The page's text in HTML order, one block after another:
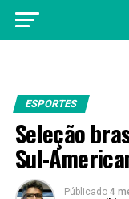
ESPORTES
Seleção
Sul-
Públicado 4